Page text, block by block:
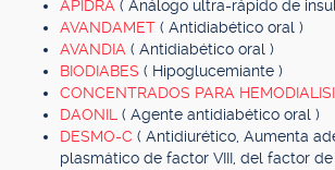
APIDRA ( Análogo ultra-rápido de
AVANDAMET ( Antidiabético oral )
AVANDIA ( Antidiabético oral )
BIODIABES ( Hipoglucemiante )
CONCENTRADOS PARA
DAONIL ( Agente antidiabético oral )
DESMO-C ( Antidiurético, Aumenta
plasmático de factor VIII, del factor